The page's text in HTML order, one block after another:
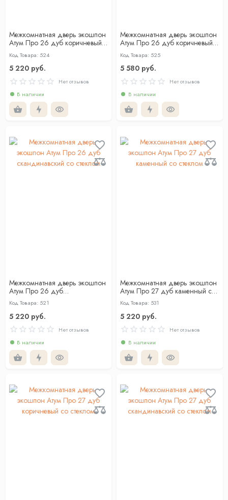
Межкомнатная дверь экошпон
Атум Про 26 дуб коричневый
со стеклом
Код Товара: 524
5 220 руб.
Нет отзывов
В наличии
Межкомнатная дверь экошпон
Атум Про 26 дуб коричневый
со стеклом лакобель чёрный
Код Товара: 525
5 580 руб.
Нет отзывов
В наличии
Межкомнатная дверь экошпон
Атум Про 26 дуб
скандинавский со стеклом
Код Товара: 521
5 220 руб.
Нет отзывов
В наличии
Межкомнатная дверь экошпон
Атум Про 27 дуб каменный со
стеклом
Код Товара: 531
5 220 руб.
Нет отзывов
В наличии